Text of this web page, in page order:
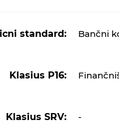
standard: Bančni
Klasius P16:
Klasius SRV: -